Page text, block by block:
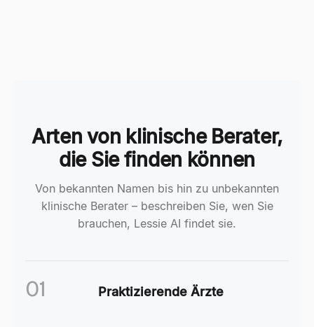
Arten von klinische Berater,
die Sie finden können
Von bekannten Namen bis hin zu unbekannten
klinische Berater – beschreiben Sie, wen Sie
brauchen, Lessie AI findet sie.
01 Praktizierende Ärzte